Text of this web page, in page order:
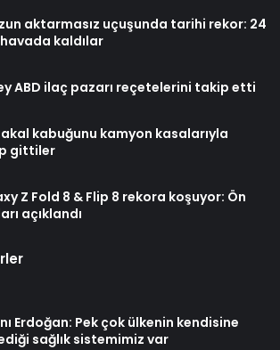
aktarmasız uçuşunda tarihi rekor: 24
kaldılar
ABD ilaç pazarı reçetelerini takip etti
kabuğunu kamyon kasalarıyla
gittiler
Z Fold 8 & Flip 8 rekora koşuyor: Ön
açıklandı
Erdoğan: Pek çok ülkenin kendisine
sağlık sistemimiz var